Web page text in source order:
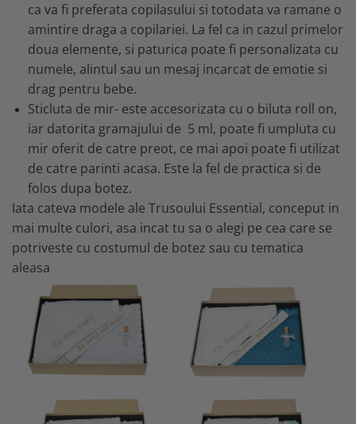
ca va fi preferata copilasului si totodata va ramane o
amintire draga a copilariei. La fel ca in cazul primelor
doua elemente, si paturica poate fi personalizata cu
numele, alintul sau un mesaj incarcat de emotie si
drag pentru bebe.
Sticluta de mir- este accesorizata cu o biluta roll on,
iar datorita gramajului de 5 ml, poate fi umpluta cu
mir oferit de catre preot, ce mai apoi poate fi utilizat
de catre parinti acasa. Este la fel de practica si de
folos dupa botez.
Iata cateva modele ale Trusoului Essential, conceput in
mai multe culori, asa incat tu sa o alegi pe cea care se
potriveste cu costumul de botez sau cu tematica
aleasa